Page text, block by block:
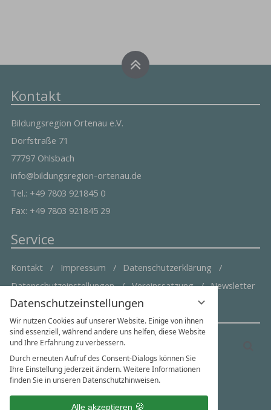
Datenschutzeinstellungen
Wir nutzen Cookies auf unserer Website. Einige von ihnen
sind essenziell, während andere uns helfen, diese Website
und Ihre Erfahrung zu verbessern.
Durch erneuten Aufruf des Consent-Dialogs können Sie
Ihre Einstellung jederzeit ändern. Weitere Informationen
finden Sie in unseren Datenschutzhinweisen.
Alle akzeptieren
Kontakt
Bildungsregion Ortenau e.V.
Dorfstraße 71
77797 Ohlsbach
info@bildungsregion-ortenau.de
Tel.: +49 7803 921845 0
Fax: +49 7803 921845 29
Service
Kontakt Impressum
Datenschutzerklärung
Datenschutzeinstellungen
Vereinssatzung Newsletter
Suche & Social Media
Suchbegriff
eingeben